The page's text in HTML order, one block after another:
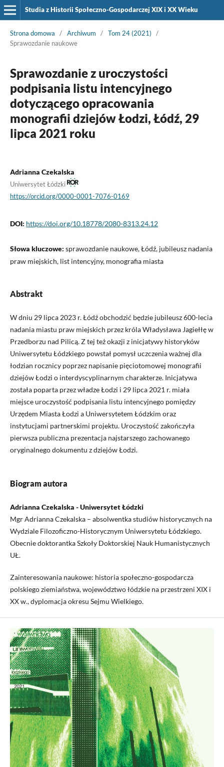
Studia z Historii Społeczno-Gospodarczej XIX i XX Wieku
Strona domowa / Archiwum / Tom 24 (2021)
/
Sprawozdanie naukowe
Sprawozdanie z uroczystości
podpisania listu intencyjnego
dotyczącego opracowania
monografii dziejów Łodzi, Łódź, 29
lipca 2021 roku
Adrianna Czekalska
Uniwersytet Łódzki
https://orcid.org/0000-0001-7076-0169
DOI: https://doi.org/10.18778/2080-8313.24.12
Słowa kluczowe: sprawozdanie naukowe, Łódź, jubileusz nadania
praw miejskich, list intencyjny, monografia miasta
Abstrakt
W dniu 29 lipca 2023 r. Łódź obchodzić będzie jubileusz 600-lecia
nadania miastu praw miejskich przez króla Władysława Jagiełłę w
Przedborzu nad Pilicą. Z tej też okazji z inicjatywy historyków
Uniwersytetu Łódzkiego powstał pomysł uczczenia ważnej dla
łodzian rocznicy poprzez napisanie pięciotomowej monografii
dziejów Łodzi o interdyscyplinarnym charakterze. Inicjatywa
została poparta przez władze Łodzi i 29 lipca 2021 r. miała
miejsce uroczystość podpisania listu intencyjnego pomiędzy
Urzędem Miasta Łodzi a Uniwersytetem Łódzkim oraz
instytucjami partnerskimi projektu. Uroczystość zakończyła
pierwsza publiczna prezentacja najstarszego zachowanego
oryginalnego dokumentu z dziejów Łodzi.
Biogram autora
Adrianna Czekalska - Uniwersytet Łódzki
Mgr Adrianna Czekalska – absolwentka studiów historycznych na
Wydziale Filozoficzno-Historycznym Uniwersytetu Łódzkiego.
Obecnie doktorantka Szkoły Doktorskiej Nauk Humanistycznych
UŁ.
Zainteresowania naukowe: historia społeczno-gospodarcza
polskiego ziemiaństwa, województwo łódzkie na przestrzeni XIX i
XX w., dyplomacja okresu Sejmu Wielkiego.